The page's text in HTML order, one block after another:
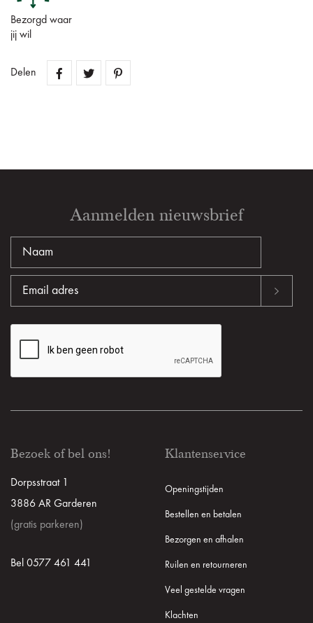
Bezorgd waar
jij wil
Delen
Aanmelden nieuwsbrief
Bezoek of bel ons!
Dorpsstraat 1
3886 AR Garderen
(gratis parkeren)
Bel 0577 461 441
Klantenservice
Openingstijden
Bestellen en betalen
Bezorgen en afhalen
Ruilen en retourneren
Veel gestelde vragen
Klachten